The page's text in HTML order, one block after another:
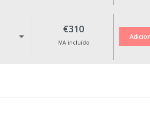
Não são efetuadas
data ou
€310
IVA incluído